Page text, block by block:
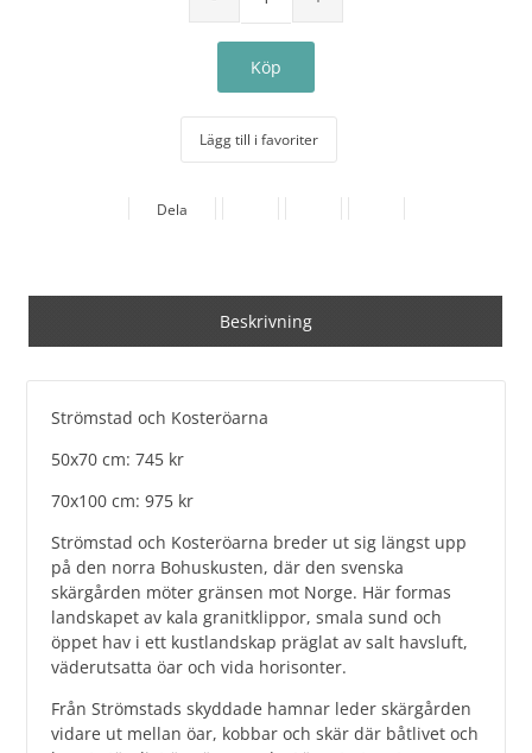
Lägg till i favoriter
Dela
Beskrivning
Strömstad och Kosteröarna
50x70 cm: 745 kr
70x100 cm: 975 kr
Strömstad och Kosteröarna breder ut sig längst upp
på den norra Bohuskusten, där den svenska
skärgården möter gränsen mot Norge. Här formas
landskapet av kala granitklippor, smala sund och
öppet hav i ett kustlandskap präglat av salt havsluft,
väderutsatta öar och vida horisonter.
Från Strömstads skyddade hamnar leder skärgården
vidare ut mellan öar, kobbar och skär där båtlivet och